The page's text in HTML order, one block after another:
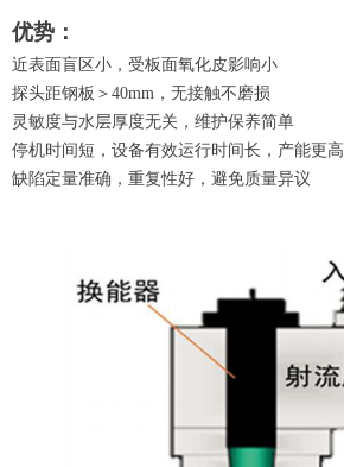
优势：
近表面盲区小，受板面氧化皮影响小
探头距钢板＞40mm，无接触不磨损
灵敏度与水层厚度无关，维护保养简单
停机时间短，设备有效运行时间长，产能更高
缺陷定量准确，重复性好，避免质量异议